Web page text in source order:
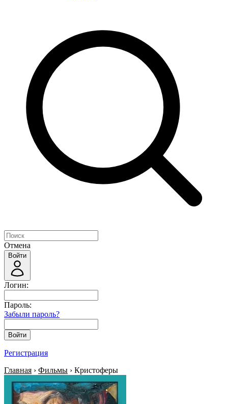
Отмена
Войти
Логин:
Пароль:
Забыли пароль?
Войти
Регистрация
Главная › Фильмы › Кристоферы